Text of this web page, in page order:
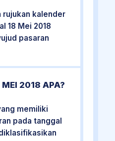
rujukan kalender
18 Mei 2018
pasaran
2018 APA?
memiliki
pada tanggal